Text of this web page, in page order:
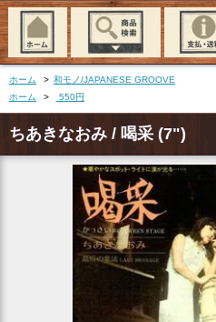
ホーム > 和モノ/JAPANESE GROOVE
ホーム
> 550円
ちあきなおみ / 喝采 (7")